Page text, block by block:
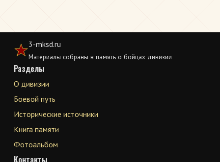
3-mksd.ru
Материалы собраны в память о бойцах дивизии
Разделы
О дивизии
Боевой путь
Исторические источники
Книга памяти
Фотоальбом
Контакты